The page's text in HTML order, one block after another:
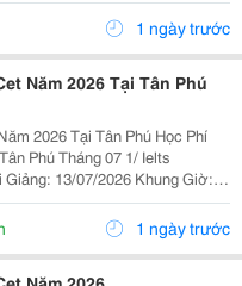
Và Dòng Doanh Thu Đột Phá.
1 ngày trước
Năm 2026 Tại Tân Phú
Tại Tân Phú Học Phí
07 1/ Ielts
1 ngày trước